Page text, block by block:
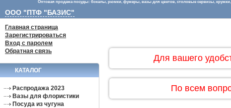
Оптовая продажа посуды: бокалы, рюмки, фужеры, вазы для цветов, столовые сервизы, кружки,
ООО "ПТФ "БАЗИС"
Главная страница
Зарегистрироваться
Вход с паролем
Обратная связь
КАТАЛОГ
Распродажа 2023
Вазы для флористики
Посуда из чугуна
Для вашего
По всем